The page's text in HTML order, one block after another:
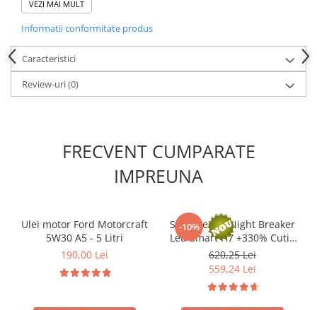
Durată de viață lungă.
Specificatii si certificari:
ACEA: A1/B1-12; A5/B5-12 • API: SL/CF • FORD: WSS-M2C913-
C/D • RENAULT: RN 0700 • JAGUAR / LAND ROVER
STJR.03,5003
VEZI MAI MULT
Informatii conformitate produs
Caracteristici
Review-uri(0)
FRECVENT CUMPARATE
IMPREUNA
Ulei motor Ford Motorcraft
5W30 A5 - 5 Litri
190,00 Lei
-10%
Set 2 Becuri Night Breaker
Led Smart H7 +330% Cutie
Service Omologare Rar
620,25 Lei
559,24 Lei